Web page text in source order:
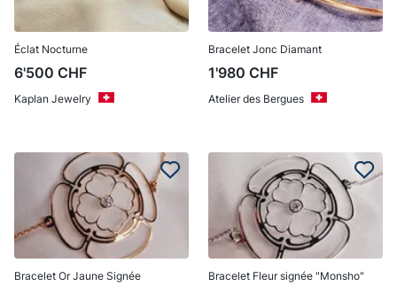
Éclat Nocturne
6'500 CHF
Kaplan Jewelry
Bracelet Jonc Diamant
1'980 CHF
Atelier des Bergues
Bracelet Or Jaune Signée
Bracelet Fleur signée "Monsho"